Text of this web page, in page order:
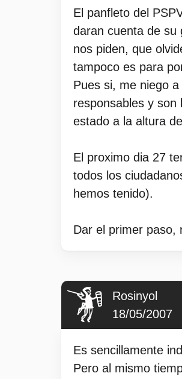
El panfleto del
daran cuenta de su
nos piden, que
tampoco es para
Pues si, me niego
responsables y son
estado a la altura
El proximo dia 27
todos los
hemos tenido).
Dar el primer paso,
Rosinyol
18/05/2007
Es sencillamente
Pero al mismo